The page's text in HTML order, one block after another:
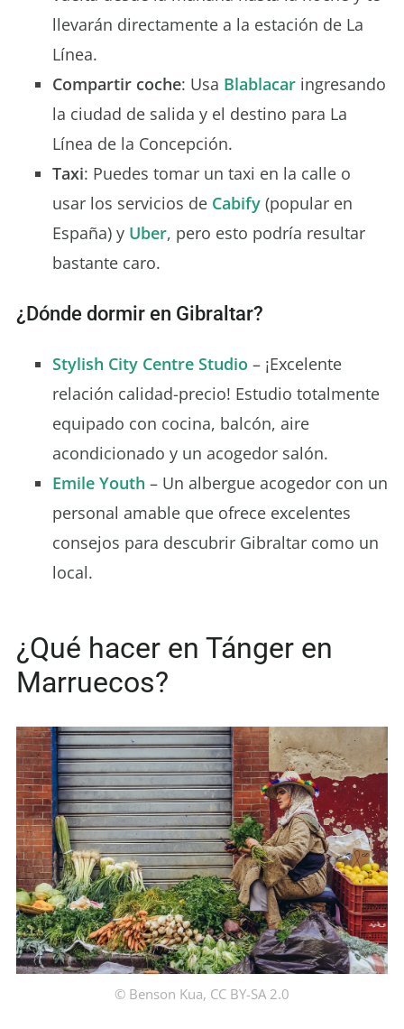
llevarán directamente a la estación de La
Línea.
Compartir coche: Usa Blablacar ingresando
la ciudad de salida y el destino para La
Línea de la Concepción.
Taxi: Puedes tomar un taxi en la calle o
usar los servicios de Cabify (popular en
España) y Uber, pero esto podría resultar
bastante caro.
¿Dónde dormir en Gibraltar?
Stylish City Centre Studio – ¡Excelente
relación calidad-precio! Estudio totalmente
equipado con cocina, balcón, aire
acondicionado y un acogedor salón.
Emile Youth – Un albergue acogedor con un
personal amable que ofrece excelentes
consejos para descubrir Gibraltar como un
local.
¿Qué hacer en Tánger en
Marruecos?
© Benson Kua, CC BY-SA 2.0